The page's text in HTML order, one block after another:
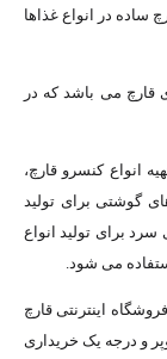
ساده در انواع غذاها
قارچ می باشد که در
انواع کنسرو قارچ،
گوشتی برای تولید
برای تولید انواع
می شود.
توانید از فروشگاه اینترنتی قارچ
و درجه یک خریداری